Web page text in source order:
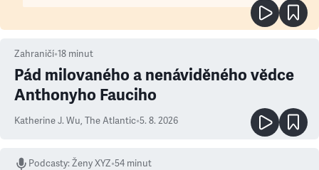
Zahraničí•18 minut
Pád milovaného a nenáviděného vědce
Anthonyho Fauciho
Katherine J. Wu, The Atlantic•5. 8. 2026
Podcasty:Ženy XYZ•54 minut